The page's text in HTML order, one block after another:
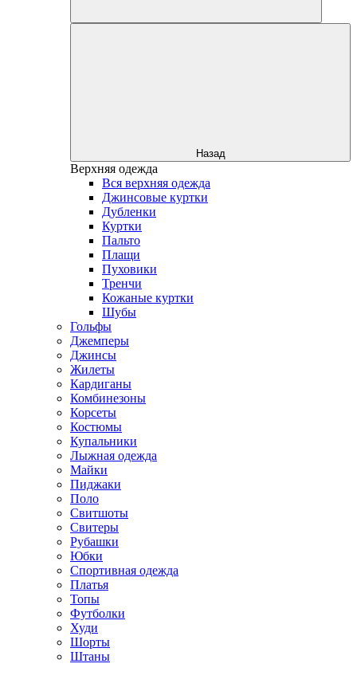
Назад
Верхняя одежда
Вся верхняя одежда
Джинсовые куртки
Дубленки
Куртки
Пальто
Плащи
Пуховики
Тренчи
Кожаные куртки
Шубы
Гольфы
Джемперы
Джинсы
Жилеты
Кардиганы
Комбинезоны
Корсеты
Костюмы
Купальники
Лыжная одежда
Майки
Пиджаки
Поло
Свитшоты
Свитеры
Рубашки
Юбки
Спортивная одежда
Платья
Топы
Футболки
Худи
Шорты
Штаны